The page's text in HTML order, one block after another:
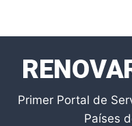
Primer Portal de
Países